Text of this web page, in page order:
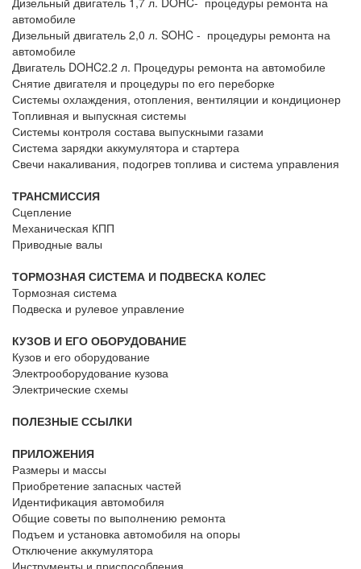
автомобиле
Дизельный двигатель 2,0 л. SOHC - процедуры ремонта на
автомобиле
Двигатель DOHC2.2 л. Процедуры ремонта на автомобиле
Снятие двигателя и процедуры по его переборке
Системы охлаждения, отопления, вентиляции и кондиционер
Топливная и выпускная системы
Системы контроля состава выпускными газами
Система зарядки аккумулятора и стартера
Свечи накаливания, подогрев топлива и система управления
ТРАНСМИССИЯ
Сцепление
Механическая КПП
Приводные валы
ТОРМОЗНАЯ СИСТЕМА И ПОДВЕСКА КОЛЕС
Тормозная система
Подвеска и рулевое управление
КУЗОВ И ЕГО ОБОРУДОВАНИЕ
Кузов и его оборудование
Электрооборудование кузова
Электрические схемы
ПОЛЕЗНЫЕ ССЫЛКИ
ПРИЛОЖЕНИЯ
Размеры и массы
Приобретение запасных частей
Идентификация автомобиля
Общие советы по выполнению ремонта
Подъем и установка автомобиля на опоры
Отключение аккумулятора
Инструменты и приспособления